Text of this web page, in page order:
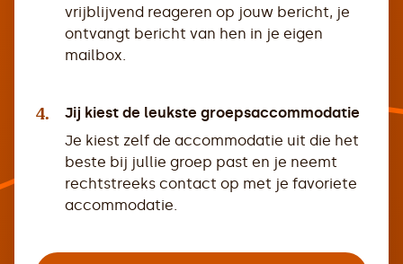
vrijblijvend reageren op jouw bericht, je
ontvangt bericht van hen in je eigen
mailbox.
4.
Jij kiest de leukste groepsaccommodatie
Je kiest zelf de accommodatie uit die het
beste bij jullie groep past en je neemt
rechtstreeks contact op met je favoriete
accommodatie.